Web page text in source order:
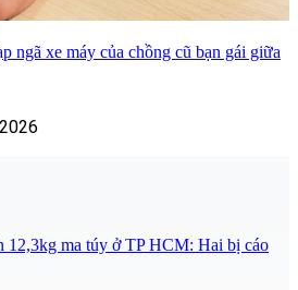
ngã xe máy của chồng cũ bạn gái giữa
12,3kg ma túy ở TP HCM: Hai bị cáo